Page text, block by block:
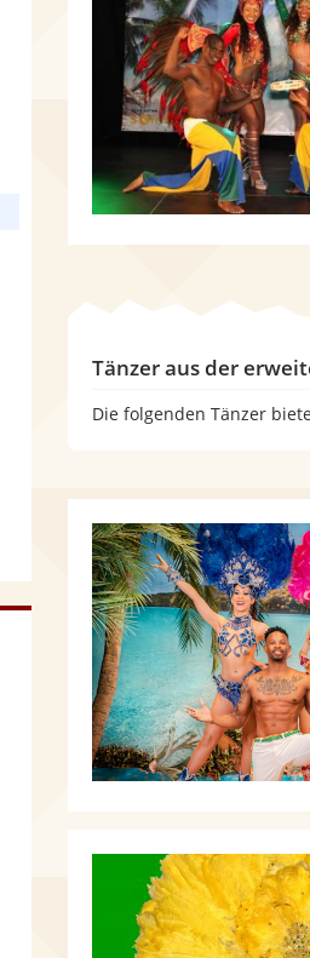
Tänzer aus der
Die folgenden Tänzer